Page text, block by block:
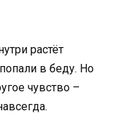
растёт
в беду. Но
чувство –